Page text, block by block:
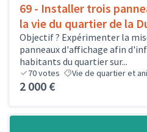
69 - Installer trois
la vie du quartier de la
Objectif ? Expérimenter la
panneaux d'affichage afin
habitants du quartier sur...
70votes Vie de quartier et
2 000 €